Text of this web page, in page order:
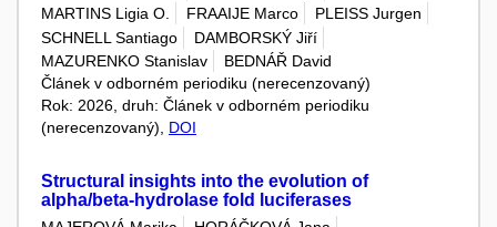
MARTINS Ligia O.
FRAAIJE Marco
PLEISS Jurgen
SCHNELL Santiago
DAMBORSKÝ Jiří
MAZURENKO Stanislav
BEDNÁŘ David
Článek v odborném periodiku (nerecenzovaný)
Rok: 2026, druh: Článek v odborném periodiku
(nerecenzovaný), DOI
Structural insights into the evolution of
alpha/beta-hydrolase fold luciferases